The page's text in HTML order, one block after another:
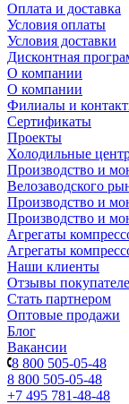
Оплата и доставка
Условия оплаты
Условия доставки
Дисконтная
О компании
О компании
Филиалы и
Сертификаты
Проекты
Холодильные
Производство и
Велозаводского
Производство и
Производство и
Агрегаты
Агрегаты
Наши клиенты
Отзывы
Стать партнером
Оптовые продажи
Блог
Вакансии
8 800 505-05-48
8 800 505-05-48
+7 495 781-48-48